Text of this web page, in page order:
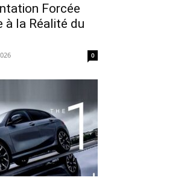
Forcée
à la Réalité du
0